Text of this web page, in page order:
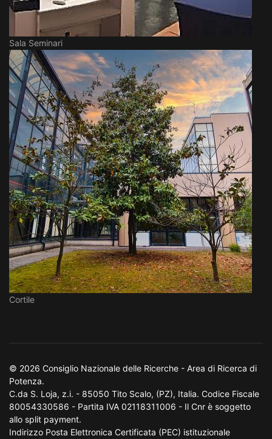
Sala Seminari
Cortile
© 2026 Consiglio Nazionale delle Ricerche - Area di Ricerca di
Potenza.
C.da S. Loja, z.i. - 85050 Tito Scalo, (PZ), Italia. Codice Fiscale
80054330586 - Partita IVA 02118311006 - Il Cnr è soggetto
allo split payment.
Indirizzo Posta Elettronica Certificata (PEC) istituzionale